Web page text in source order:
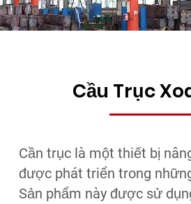
Cầu Trục
Cần trục là một thiết bị
được phát triển trong
Sản phẩm này được sử